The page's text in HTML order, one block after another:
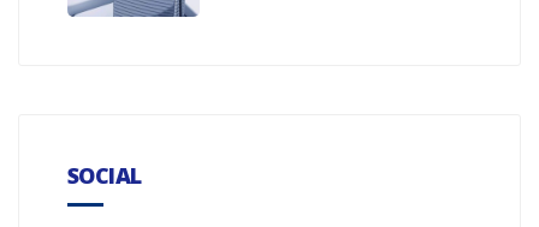
SOCIAL